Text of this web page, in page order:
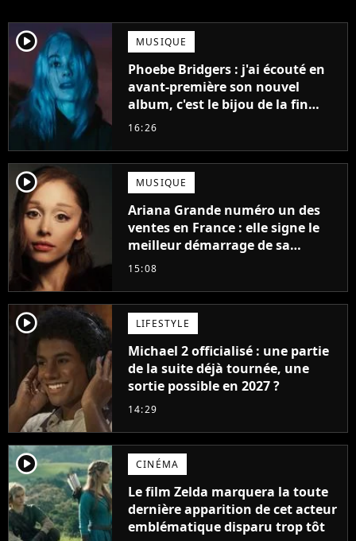
player2 MUSIQUE
Phoebe Bridgers : j'ai écouté en
avant-première son nouvel
album, c'est le bijou de la fin
d'été
16:26
player2 MUSIQUE
Ariana Grande numéro un des
ventes en France : elle signe le
meilleur démarrage de sa
carrière avec son album Petal
15:08
player2 LIFESTYLE
Michael 2 officialisé : une partie
de la suite déjà tournée, une
sortie possible en 2027 ?
14:29
player2 CINÉMA
Le film Zelda marquera la toute
dernière apparition de cet acteur
emblématique disparu trop tôt